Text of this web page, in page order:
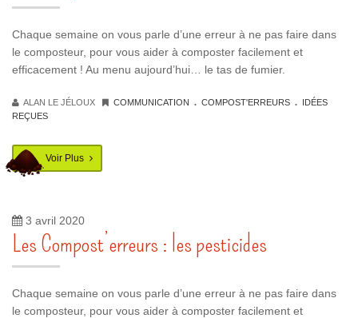
Chaque semaine on vous parle d’une erreur à ne pas faire dans
le composteur, pour vous aider à composter facilement et
efficacement ! Au menu aujourd’hui… le tas de fumier.
ALAN LE JÉLOUX COMMUNICATION . COMPOST'ERREURS . IDÉES
REÇUES
Voir Plus
3 avril 2020
Les Compost’erreurs : les pesticides
Chaque semaine on vous parle d’une erreur à ne pas faire dans
le composteur, pour vous aider à composter facilement et